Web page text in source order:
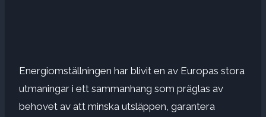
Energiomställningen har blivit en av Europas stora
utmaningar i ett sammanhang som präglas av
behovet av att minska utsläppen, garantera